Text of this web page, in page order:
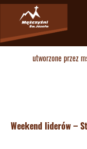
utworzone przez
Weekend liderów –